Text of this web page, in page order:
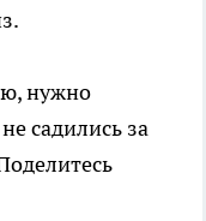
нужно
садились за